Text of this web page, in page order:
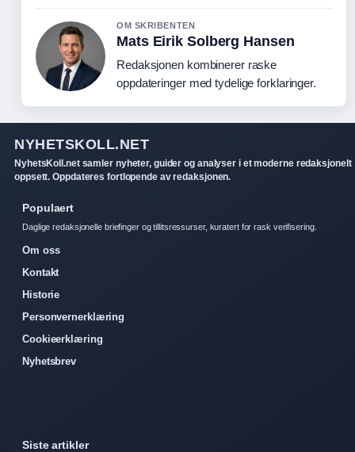
OM SKRIBENTEN
Mats Eirik Solberg Hansen
Redaksjonen kombinerer raske
oppdateringer med tydelige forklaringer.
NYHETSKOLL.NET
NyhetsKoll.net samler nyheter, guider og analyser i et moderne redaksjonelt
oppsett. Oppdateres fortlopende av redaksjonen.
Populaert
Daglige redaksjonelle briefinger og tillitsressurser, kuratert for rask verifisering.
Om oss
Kontakt
Historie
Personvernerklæring
Cookieerklæring
Nyhetsbrev
Siste artikler